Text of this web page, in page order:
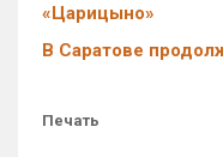
«Царицыно»
В Саратове
Печать